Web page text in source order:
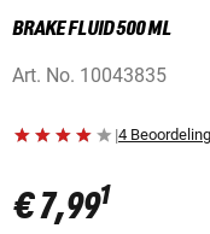
BRAKE FLUID 500 ML
Art. No. 10043835
|4
€ 7,991